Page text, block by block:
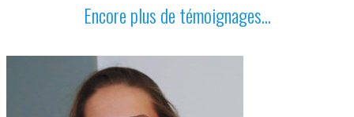
Encore plus de témoignages...